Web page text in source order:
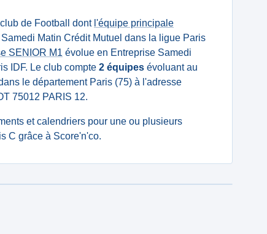
de Football dont l'équipe principale
Matin Crédit Mutuel dans la ligue Paris
SENIOR M1 évolue en Entreprise Samedi
IDF. Le club compte 2 équipes évoluant au
le département Paris (75) à l'adresse
75012 PARIS 12.
et calendriers pour une ou plusieurs
C grâce à Score'n'co.